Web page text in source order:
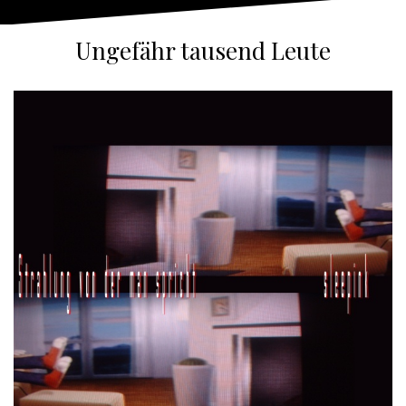
Ungefähr tausend Leute